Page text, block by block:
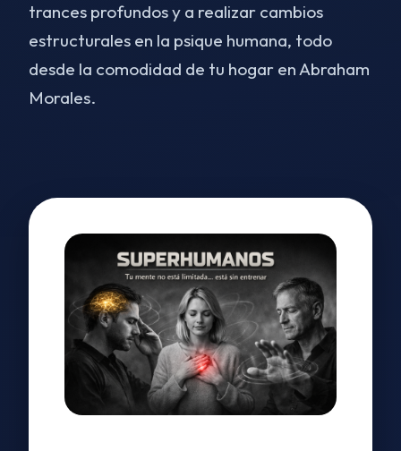
trances profundos y a realizar cambios
estructurales en la psique humana, todo
desde la comodidad de tu hogar en Abraham
Morales.